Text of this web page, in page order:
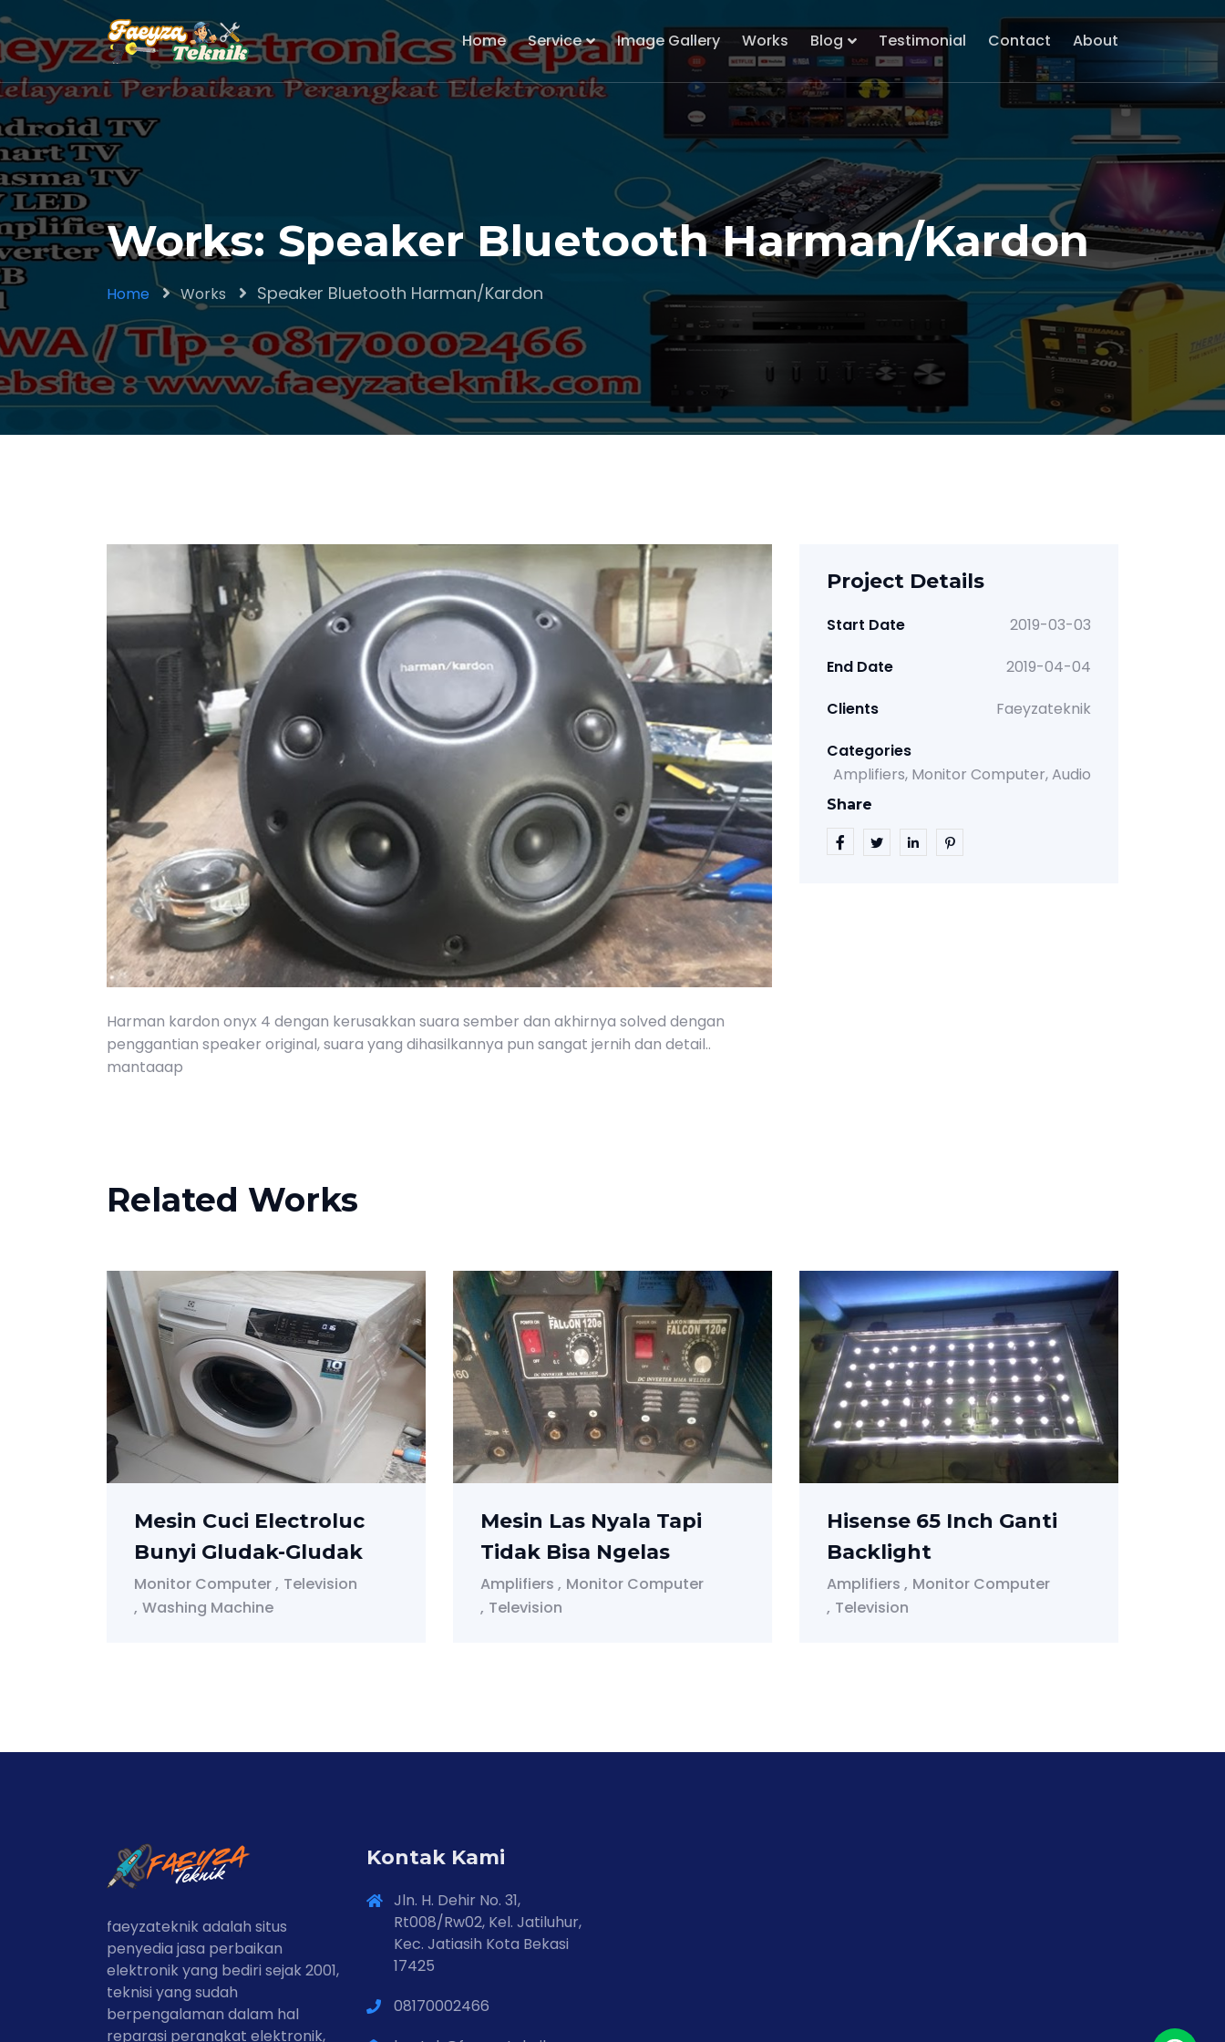
Home Service Image Gallery Works Blog Testimonial Contact About
Works: Speaker Bluetooth Harman/Kardon
Home Works Speaker Bluetooth Harman/Kardon
Harman kardon onyx 4 dengan kerusakkan suara sember dan akhirnya solved dengan
penggantian speaker original, suara yang dihasilkannya pun sangat jernih dan detail..
mantaaap
Project Details
Start Date
2019-03-03
End Date
2019-04-04
Clients
Faeyzateknik
Categories
Amplifiers Monitor Computer Audio
Share
Related Works
Mesin Cuci Electroluc
Bunyi Gludak-Gludak
Monitor Computer
Television
Washing Machine
Mesin Las Nyala Tapi
Tidak Bisa Ngelas
Amplifiers
Monitor Computer
Television
Hisense 65 Inch Ganti
Backlight
Amplifiers
Monitor Computer
Television
faeyzateknik adalah situs
penyedia jasa perbaikan
elektronik yang bediri sejak 2001,
teknisi yang sudah
berpengalaman dalam hal
reparasi perangkat elektronik,
Kontak Kami
Jln. H. Dehir No. 31,
Rt008/Rw02, Kel. Jatiluhur,
Kec. Jatiasih Kota Bekasi
17425
08170002466